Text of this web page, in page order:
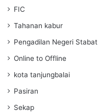
FIC
Tahanan kabur
Pengadilan Negeri Stabat
Online to Offline
kota tanjungbalai
Pasiran
Sekap